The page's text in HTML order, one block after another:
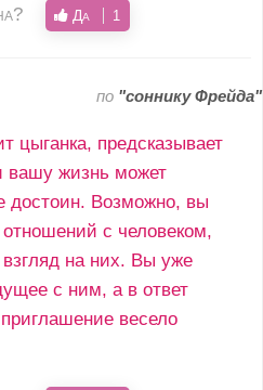
Да 1
по "соннику Фрейда"
цыганка, предсказывает
вашу жизнь может
достоин. Возможно, вы
с человеком,
на них. Вы уже
с ним, а в ответ
весело